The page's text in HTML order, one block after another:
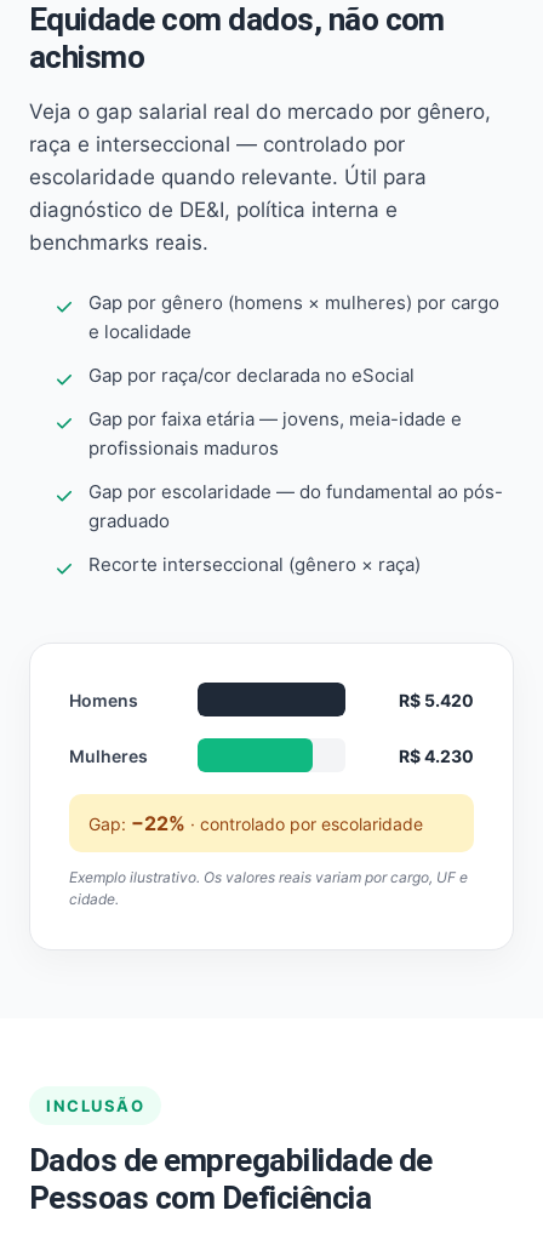
Equidade com dados, não com
achismo
Veja o gap salarial real do mercado por gênero,
raça e interseccional — controlado por
escolaridade quando relevante. Útil para
diagnóstico de DE&I, política interna e
benchmarks reais.
Gap por gênero (homens × mulheres) por cargo
e localidade
Gap por raça/cor declarada no eSocial
Gap por faixa etária — jovens, meia-idade e
profissionais maduros
Gap por escolaridade — do fundamental ao pós-
graduado
Recorte interseccional (gênero × raça)
Homens R$ 5.420
Mulheres R$ 4.230
Gap: −22% · controlado por escolaridade
Exemplo ilustrativo. Os valores reais variam por cargo, UF e
cidade.
INCLUSÃO
Dados de empregabilidade de
Pessoas com Deficiência